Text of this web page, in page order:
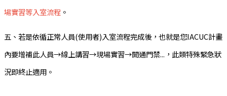
場實習等入室流程 。
五、若是依循正常人員(使用者)入室流程完成後，也就是您IACUC計畫
內要增補此人員→線上講習→現場實習→開通門禁...，此類特殊緊急狀
況即終止適用。